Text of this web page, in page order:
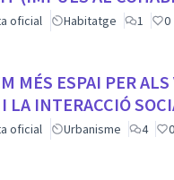
LOCALS BUITS EN
oficial Habitatge 1 0
MÉS ESPAI PER
LA INTERACCIÓ
oficial Urbanisme 4 0